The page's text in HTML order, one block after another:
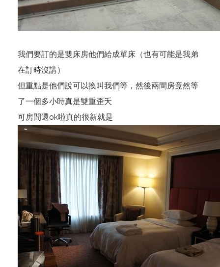
我們要訂的是雙床房他們給成單床（也有可能是我弟
在訂時沒講）
但重點是他們說可以換叫我們等，然後兩間房竟然等
了一個多小時真是雙重歪夭
可房間還ok啦真的很新就是